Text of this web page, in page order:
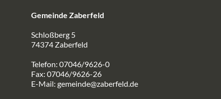
Gemeinde Zaberfeld
Schloßberg 5
74374 Zaberfeld
Telefon: 07046/9626-0
Fax: 07046/9626-26
E-Mail: gemeinde@zaberfeld.de